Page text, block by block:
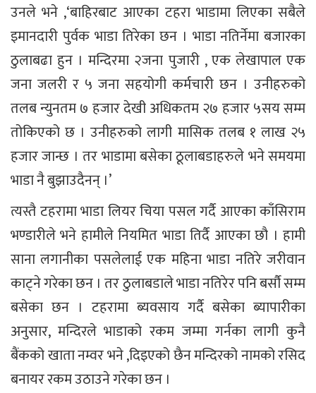
उनले भने ,‘बाहिरबाट आएका टहरा भाडामा लिएका सबैले
इमानदारी पुर्वक भाडा तिरेका छन । भाडा नतिर्नेमा बजारका
ठुलाबढा हुन । मन्दिरमा २जना पुजारी , एक लेखापाल एक
जना जलरी र ५ जना सहयोगी कर्मचारी छन । उनीहरुको
तलब न्युनतम ७ हजार देखी अधिकतम २७ हजार ५सय सम्म
तोकिएको छ । उनीहरुको लागी मासिक तलब १ लाख २५
हजार जान्छ । तर भाडामा बसेका ठूलाबडाहरुले भने समयमा
भाडा नै बुझाउदैनन् ।’
त्यस्तै टहरामा भाडा लियर चिया पसल गर्दै आएका काँसिराम
भण्डारीले भने हामीले नियमित भाडा तिर्दै आएका छौ । हामी
साना लगानीका पसलेलाई एक महिना भाडा नतिरे जरीवान
काट्ने गरेका छन । तर ठुलाबडाले भाडा नतिरेर पनि बर्सौ सम्म
बसेका छन । टहरामा ब्यवसाय गर्दै बसेका ब्यापारीका
अनुसार, मन्दिरले भाडाको रकम जम्मा गर्नका लागी कुनै
बैंकको खाता नम्वर भने ,दिइएको छैन मन्दिरको नामको रसिद
बनायर रकम उठाउने गरेका छन ।